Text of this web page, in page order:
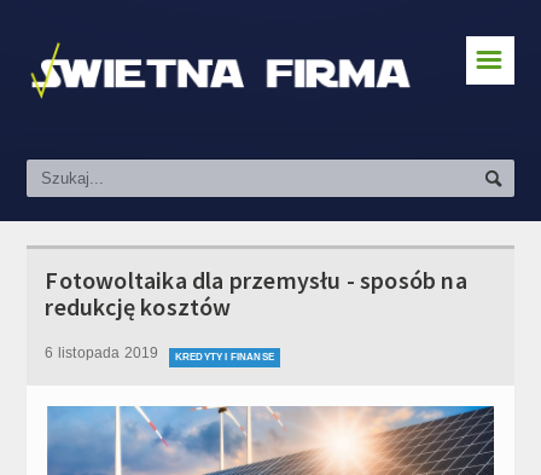
Zakładanie działalności
Pozyskiwanie klientów
Kredyty i finanse
Prowadzenie firmy
Social Media & Marketing
Kursy
☰
Fotowoltaika dla przemysłu - sposób na
redukcję kosztów
6 listopada 2019 KREDYTY I FINANSE